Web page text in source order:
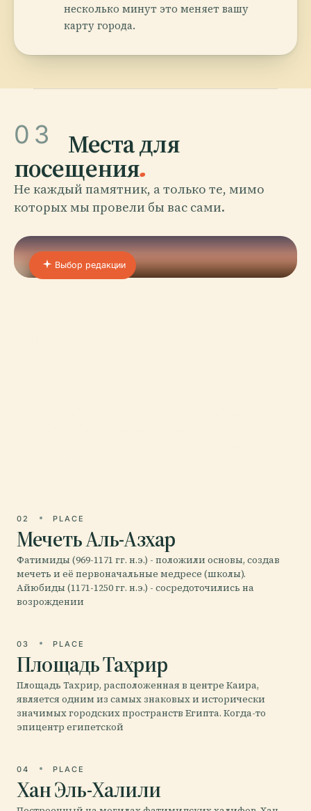
несколько минут это меняет вашу
карту города.
03 Места для
посещения.
Не каждый памятник, а только те, мимо
которых мы провели бы вас сами.
Выбор редакции
02 PLACE
Мечеть Аль-Азхар
Фатимиды (969-1171 гг. н.э.) - положили основы, создав
мечеть и её первоначальные медресе (школы).
Айюбиды (1171-1250 гг. н.э.) - сосредоточились на
возрождении
03 PLACE
Площадь Тахрир
Площадь Тахрир, расположенная в центре Каира,
является одним из самых знаковых и исторически
значимых городских пространств Египта. Когда-то
эпицентр египетской
04 PLACE
Хан Эль-Халили